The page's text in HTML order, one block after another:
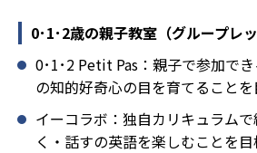
0･1･2歳の親子教室（グループレッ
0･1･2 Petit Pas：親子で参加で
の知的好奇心の目を育てることを
イーコラボ：独自カリキュラム
く・話すの英語を楽しむことを目